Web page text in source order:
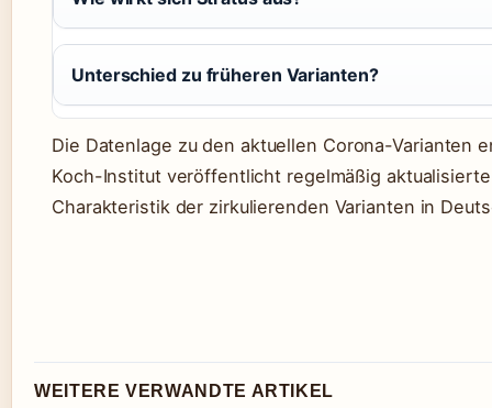
Unterschied zu früheren Varianten?
Die Datenlage zu den aktuellen Corona-Varianten
Koch-Institut veröffentlicht regelmäßig
Charakteristik der zirkulierenden Varianten in
WEITERE VERWANDTE ARTIKEL